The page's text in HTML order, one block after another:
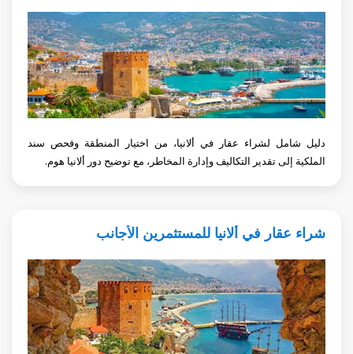
دليل شامل لشراء عقار في ألانيا، من اختيار المنطقة وفحص سند
الملكية إلى تقدير التكاليف وإدارة المخاطر، مع توضيح دور ألانيا هوم.
شراء عقار في ألانيا للمستثمرين الأجانب